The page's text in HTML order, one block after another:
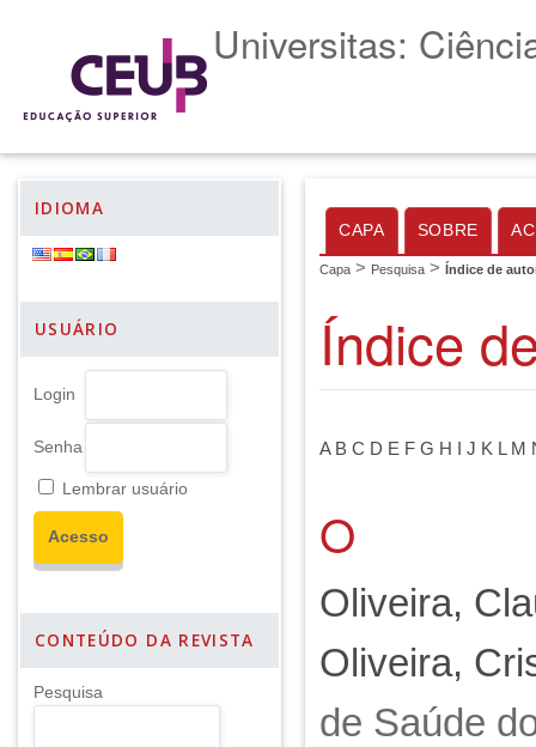
Universitas:
IDIOMA
USUÁRIO
Login
Senha
Lembrar usuário
CONTEÚDO DA REVISTA
Pesquisa
CAPA SOBRE
Capa > Pesquisa > Índice de
Índice
A B C D E F G H J K L M
O
Oliveira,
Oliveira,
de Saúde